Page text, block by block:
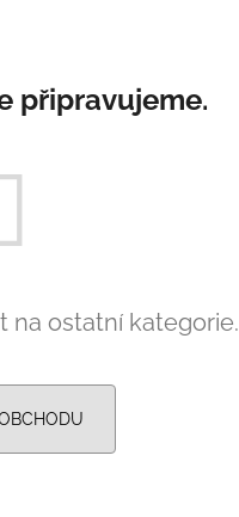
připravujeme.
na ostatní kategorie.